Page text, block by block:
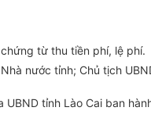
từ thu tiền phí, lệ phí.
nước tỉnh; Chủ tịch
UBND tỉnh Lào Cai ban